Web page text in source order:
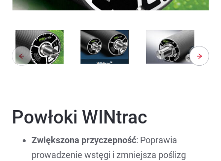
Powłoki WINtrac
Zwiększona przyczepność: Poprawia
prowadzenie wstęgi i zmniejsza poślizg